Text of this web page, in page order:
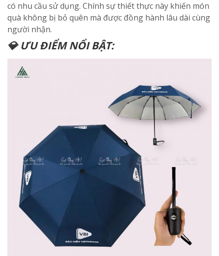
có nhu cầu sử dụng. Chính sự thiết thực này khiến món
quà không bị bỏ quên mà được đồng hành lâu dài cùng
người nhận.
💎 ƯU ĐIỂM NỔI BẬT: